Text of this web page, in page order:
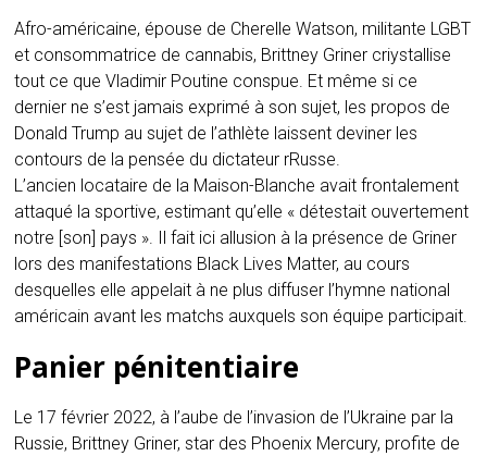
Afro-américaine, épouse de Cherelle Watson, militante LGBT
et consommatrice de cannabis, Brittney Griner criystallise
tout ce que Vladimir Poutine conspue. Et même si ce
dernier ne s’est jamais exprimé à son sujet, les propos de
Donald Trump au sujet de l’athlète laissent deviner les
contours de la pensée du dictateur rRusse.
L’ancien locataire de la Maison-Blanche avait frontalement
attaqué la sportive, estimant qu’elle « détestait ouvertement
notre [son] pays ». Il fait ici allusion à la présence de Griner
lors des manifestations Black Lives Matter, au cours
desquelles elle appelait à ne plus diffuser l’hymne national
américain avant les matchs auxquels son équipe participait.
Panier pénitentiaire
Le 17 février 2022, à l’aube de l’invasion de l’Ukraine par la
Russie, Brittney Griner, star des Phoenix Mercury, profite de